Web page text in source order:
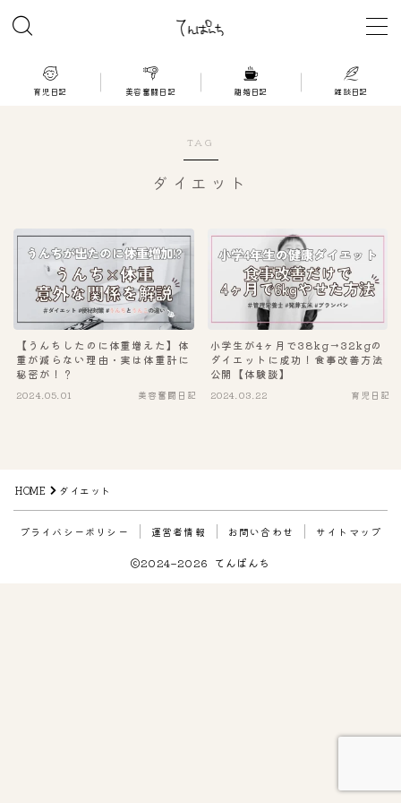
MENU
離婚日記
雑談日記
育児日記 美容奮闘日記 離婚日記 雑談日記
TAG
ダイエット
【うんちしたのに体重増えた】体
重が減らない理由・実は体重計に
秘密が！？
2024.05.01 美容奮闘日記
小学生が4ヶ月で38kg→32kgの
ダイエットに成功！食事改善方法
公開【体験談】
2024.03.22 育児日記
HOME ダイエット
プライバシーポリシー 運営者情報 お問い合わせ サイトマップ
2024–2026 てんぱんち